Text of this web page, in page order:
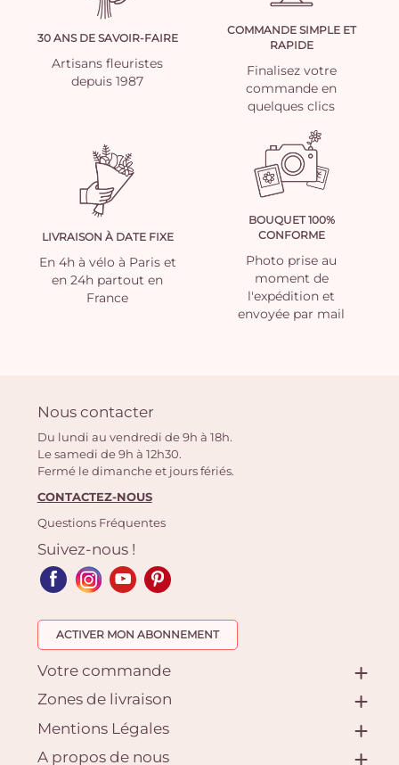
30 ANS DE SAVOIR-FAIRE
Artisans fleuristes
depuis 1987
COMMANDE SIMPLE ET
RAPIDE
Finalisez votre
commande en
quelques clics
LIVRAISON À DATE FIXE
En 4h à vélo à Paris et
en 24h partout en
France
BOUQUET 100%
CONFORME
Photo prise au
moment de
l'expédition et
envoyée par mail
Nous contacter
Du lundi au vendredi de 9h à 18h.
Le samedi de 9h à 12h30.
Fermé le dimanche et jours fériés.
CONTACTEZ-NOUS
Questions Fréquentes
Suivez-nous !
ACTIVER MON ABONNEMENT
Votre commande
Zones de livraison
Mentions Légales
A propos de nous